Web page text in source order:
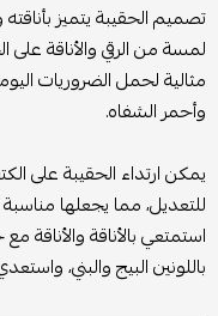
تصميم الحقيبة يتميز
لمسة من الرقي والأناقة
مثالية لحمل الضروريات
وأحمر الشفاه.
يمكن ارتداء الحقيبة على
للتعديل، مما يجعلها
استمتعي بالأناقة والأناقة
باللونين البيج والبني،